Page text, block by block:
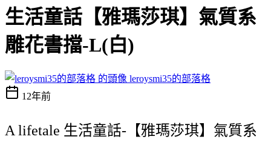
生活童話【雅瑪莎琪】氣質系
雕花書擋-L(白)
leroysmi35的部落格
12年前
A lifetale 生活童話-【雅瑪莎琪】氣質系